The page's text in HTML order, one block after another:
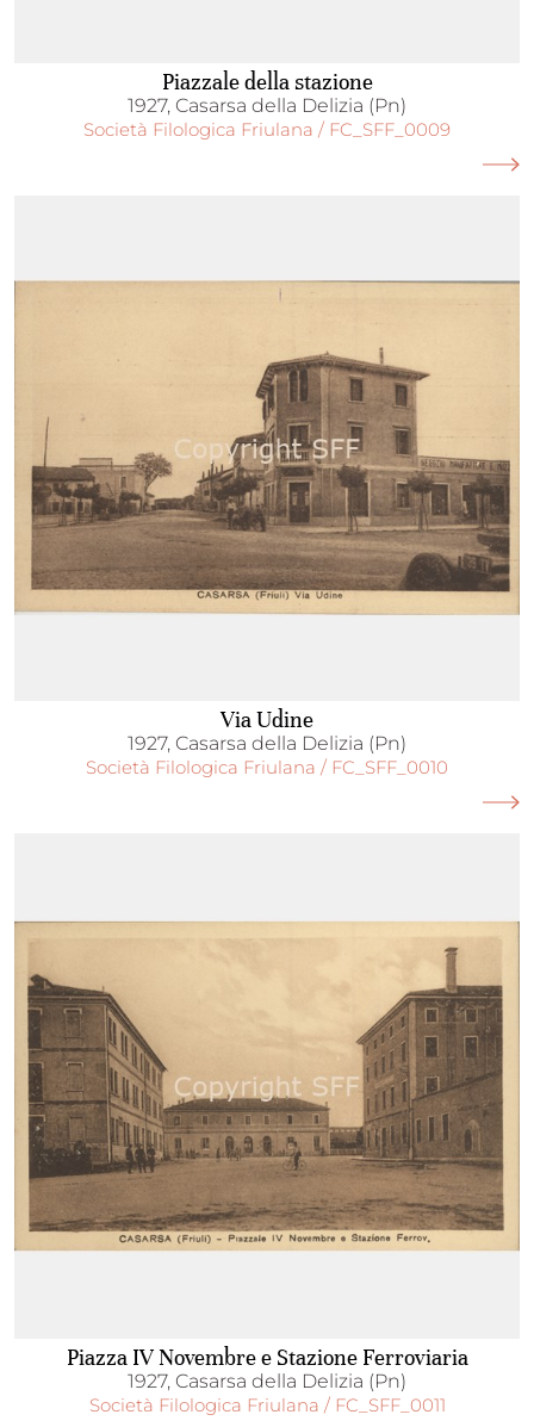
Piazzale della stazione
1927, Casarsa della Delizia (Pn)
Società Filologica Friulana / FC_SFF_0009
Via Udine
1927, Casarsa della Delizia (Pn)
Società Filologica Friulana / FC_SFF_0010
Piazza IV Novembre e Stazione Ferroviaria
1927, Casarsa della Delizia (Pn)
Società Filologica Friulana / FC_SFF_0011